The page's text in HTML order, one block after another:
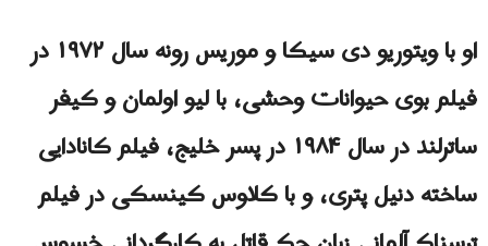
او با ویتوریو دی سیکا و موریس رونه سال ۱۹۷۲ در
فیلم بوی حیوانات وحشی، با لیو اولمان و کیفر
ساترلند در سال ۱۹۸۴ در پسر خلیج، فیلم کانادایی
ساخته دنیل پتری، و با کلاوس کینسکی در فیلم